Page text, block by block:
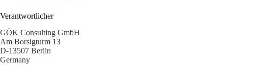
Verantwortlicher
GÖK Consulting GmbH
Am Borsigturm 13
D-13507 Berlin
Germany